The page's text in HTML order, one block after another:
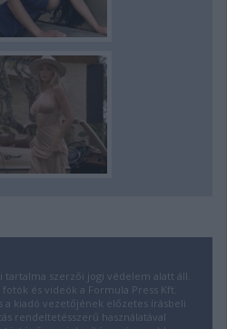
tartalma szerzői jogi védelem alatt áll.
és videók a Formula Press Kft.
a kiadó vezetőjének előzetes írásbeli
rendeltetésszerű használatával